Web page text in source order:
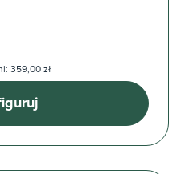
359,00 zł